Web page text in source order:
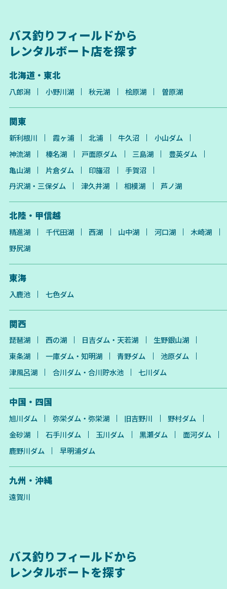
バス釣りフィールドから
レンタルボート店を探す
北海道・東北
八郎潟 小野川湖 秋元湖 桧原湖 曽原湖
関東
新利根川 霞ヶ浦 北浦 牛久沼
小山ダム
神流湖
榛名湖 戸面原ダム 三島湖
豊英ダム
亀山湖
片倉ダム 印旛沼
手賀沼
丹沢湖・三保ダム
津久井湖 相模湖 芦ノ湖
北陸・甲信越
精進湖 千代田湖 西湖 山中湖 河口湖
木崎湖
野尻湖
東海
入鹿池 七色ダム
関西
琵琶湖 西の湖 日吉ダム・天若湖
生野銀山湖
東条湖
一庫ダム・知明湖 青野ダム
池原ダム
津風呂湖
合川ダム・合川貯水池 七川ダム
中国・四国
旭川ダム 弥栄ダム・弥栄湖 旧吉野川
野村ダム
金砂湖
石手川ダム 玉川ダム 黒瀬ダム
面河ダム
鹿野川ダム
早明浦ダム
九州・沖縄
遠賀川
バス釣りフィールドから
レンタルボートを探す